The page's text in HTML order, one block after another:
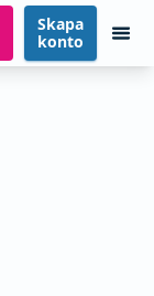
Skapa
konto